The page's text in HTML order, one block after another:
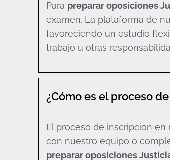
Para preparar oposiciones
examen. La plataforma de
favoreciendo un estudio
trabajo u otras
¿Cómo es el proceso
El proceso de inscripción en
con nuestro equipo o
preparar oposiciones